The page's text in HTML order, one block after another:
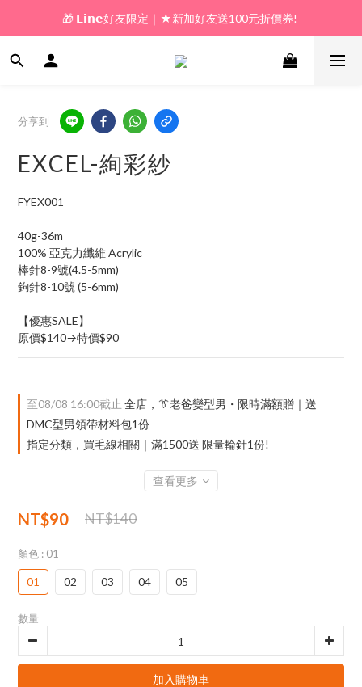
🎁 新好友購物金｜★加入新會員領券送100元!
🎁 𝗟𝗶𝗻𝗲好友限定｜★新加好友送100元折價券!
🎁 新好友購物金｜★加入新會員領券送100元!
分享到
EXCEL-絢彩紗
FYEX001
40g-36m
100% 亞克力纖維 Acrylic
棒針8-9號(4.5-5mm)
鉤針8-10號 (5-6mm)
【優惠SALE】
原價$140→特價$90
至08/08 16:00截止 全店，👔老爸變型男・限時滿額贈｜送
DMC型男領帶材料包1份
指定分類，買毛線相關｜滿1500送 限量輪針1份!
查看更多
NT$90 NT$140
顏色 : 01
01 02 03 04 05
數量
加入購物車